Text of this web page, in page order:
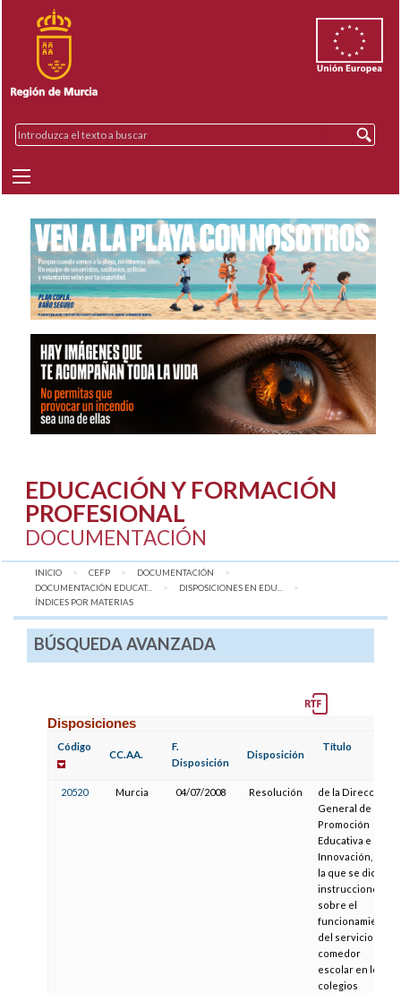
EDUCACIÓN Y FORMACIÓN
PROFESIONAL
DOCUMENTACIÓN
INICIO CEFP
DOCUMENTACIÓN
DOCUMENTACIÓN EDUCAT...
DISPOSICIONES EN EDU...
AQUÍ:
ÍNDICES POR MATERIAS
BÚSQUEDA AVANZADA
Disposiciones
Código
CC.AA.
F.
Disposición
Disposición
Título
20520 Murcia 04/07/2008 Resolución
de la Dirección
General de
Promoción
Educativa e
Innovación, por
la que se dictan
instrucciones
sobre el
funcionamiento
del servicio de
comedor
escolar en los
colegios